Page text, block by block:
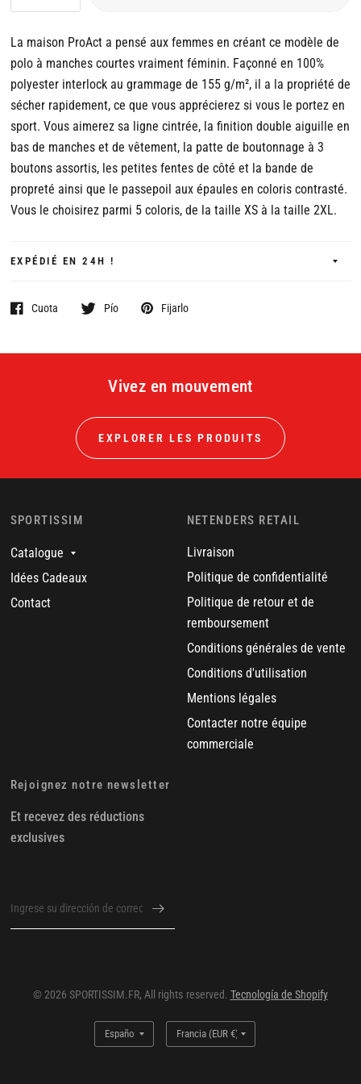
La maison ProAct a pensé aux femmes en créant ce modèle de
polo à manches courtes vraiment féminin. Façonné en 100%
polyester interlock au grammage de 155 g/m², il a la propriété de
sécher rapidement, ce que vous apprécierez si vous le portez en
sport. Vous aimerez sa ligne cintrée, la finition double aiguille en
bas de manches et de vêtement, la patte de boutonnage à 3
boutons assortis, les petites fentes de côté et la bande de
propreté ainsi que le passepoil aux épaules en coloris contrasté.
Vous le choisirez parmi 5 coloris, de la taille XS à la taille 2XL.
EXPÉDIÉ EN 24H !
Cuota Pío Fijarlo
Vivez en mouvement
EXPLORER LES PRODUITS
SPORTISSIM
Catalogue
Idées Cadeaux
Contact
NETENDERS RETAIL
Livraison
Politique de confidentialité
Politique de retour et de
remboursement
Conditions générales de vente
Conditions d'utilisation
Mentions légales
Contacter notre équipe
commerciale
Rejoignez notre newsletter
Et recevez des réductions
exclusives
© 2026 SPORTISSIM.FR, All rights reserved. Tecnología de Shopify